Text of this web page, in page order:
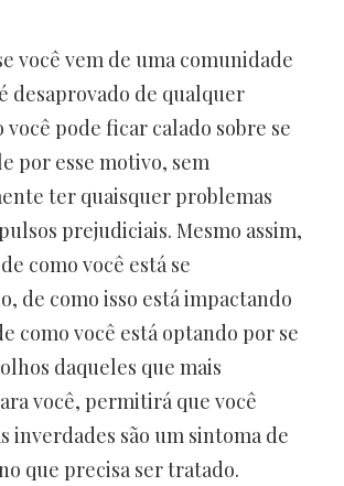
você vem de uma comunidade
desaprovado de qualquer
pode ficar calado sobre se
por esse motivo, sem
ter quaisquer problemas
prejudiciais. Mesmo assim,
como você está se
de como isso está impactando
como você está optando por se
daqueles que mais
você, permitirá que você
inverdades são um sintoma de
que precisa ser tratado.